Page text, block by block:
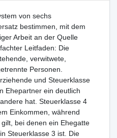
von sechs
bestimmen, mit dem
Arbeit an der Quelle
Leitfaden: Die
verwitwete,
Personen.
und Steuerklasse
Ehepartner ein deutlich
hat. Steuerklasse 4
Einkommen, während
bei denen ein Ehegatte
Steuerklasse 3 ist. Die